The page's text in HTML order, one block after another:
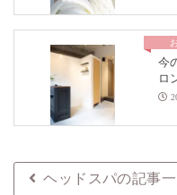
今
ロ
ヘッドスパの記事